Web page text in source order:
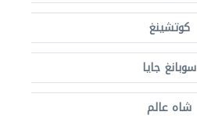
كوتشينغ
سوبانغ جايا
شاه عالم